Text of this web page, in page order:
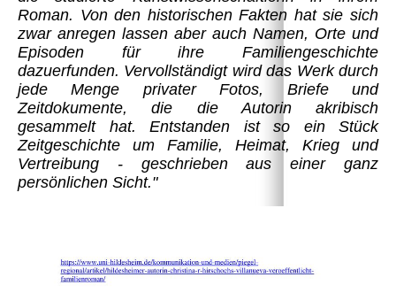
Roman. Von den historischen Fakten hat sie sich
zwar anregen lassen aber auch Namen, Orte und
Episoden für ihre Familiengeschichte
dazuerfunden. Vervollständigt wird das Werk durch
jede Menge privater Fotos, Briefe und
Zeitdokumente, die die Autorin akribisch
gesammelt hat. Entstanden ist so ein Stück
Zeitgeschichte um Familie, Heimat, Krieg und
Vertreibung - geschrieben aus einer ganz
persönlichen Sicht."